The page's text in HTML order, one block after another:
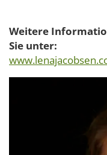
Weitere
Sie unter: